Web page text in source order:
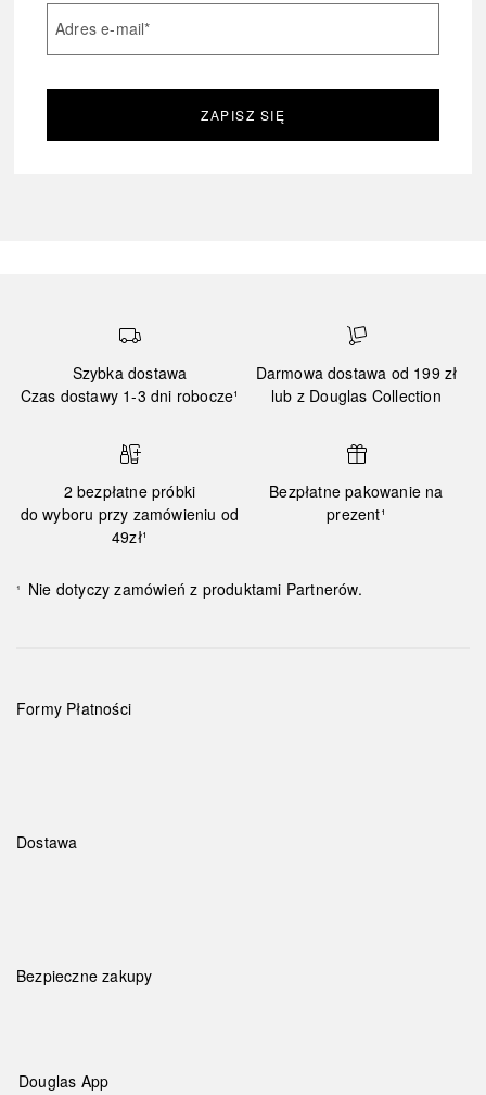
Adres e-mail*
ZAPISZ SIĘ
Szybka dostawa
Czas dostawy 1-3 dni robocze¹
Darmowa dostawa od 199 zł
lub z Douglas Collection
2 bezpłatne próbki
do wyboru przy zamówieniu od
49zł¹
Bezpłatne pakowanie na
prezent¹
¹ Nie dotyczy zamówień z produktami Partnerów.
Formy Płatności
Dostawa
Bezpieczne zakupy
Douglas App